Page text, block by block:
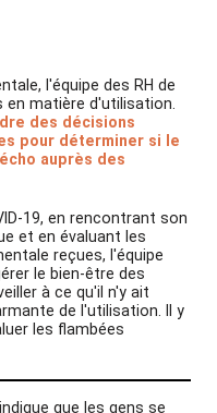
l'équipe des RH de
en matière d'utilisation.
des décisions
pour déterminer si le
auprès des
19, en rencontrant son
et en évaluant les
reçues, l'équipe
le bien-être des
à ce qu'il n'y ait
de l'utilisation. Il y
les flambées
que les gens se